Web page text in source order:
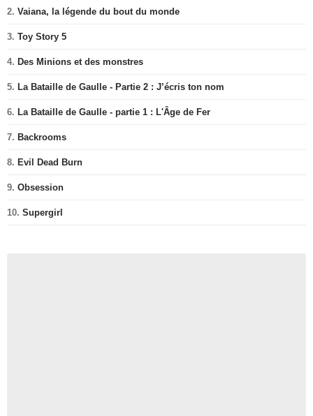
2. Vaiana, la légende du bout du monde
3. Toy Story 5
4. Des Minions et des monstres
5. La Bataille de Gaulle - Partie 2 : J’écris ton nom
6. La Bataille de Gaulle - partie 1 : L'Âge de Fer
7. Backrooms
8. Evil Dead Burn
9. Obsession
10. Supergirl